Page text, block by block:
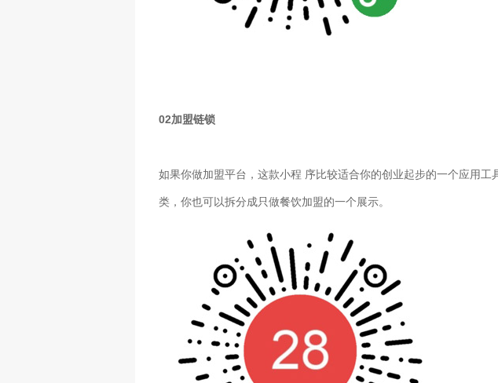
02加盟链锁
如果你做加盟平台，这款小程 序比较适合你的创业起步的一个应用
类，你也可以拆分成只做餐饮加盟的一个展示。